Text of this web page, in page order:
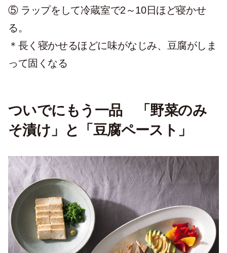
⑤ ラップをして冷蔵室で2～10日ほど寝かせ
る。
＊長く寝かせるほどに味がなじみ、豆腐がしま
って固くなる
ついでにもう一品 「野菜のみ
そ漬け」と「豆腐ペースト」